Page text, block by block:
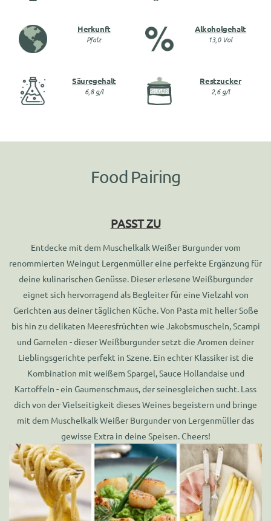
Herkunft
Pfalz
Alkoholgehalt
13,0 Vol
Säuregehalt
6,8 g/l
Restzucker
2,6 g/l
Food Pairing
PASST ZU
Entdecke mit dem Muschelkalk Weißer Burgunder vom
renommierten Weingut Lergenmüller eine perfekte Ergänzung für
deine kulinarischen Genüsse. Dieser erlesene Weißburgunder
eignet sich hervorragend als Begleiter für eine Vielzahl von
Gerichten aus deiner täglichen Küche. Von Pasta mit heller Soße
bis hin zu delikaten Meeresfrüchten wie Jakobsmuscheln, Scampi
und Garnelen - dieser Weißburgunder setzt die Aromen deiner
Lieblingsgerichte perfekt in Szene. Ein echter Klassiker ist die
Kombination mit weißem Spargel, Sauce Hollandaise und
Kartoffeln - ein Gaumenschmaus, der seinesgleichen sucht. Lass
dich von der Vielseitigkeit dieses Weines begeistern und bringe
mit dem Muschelkalk Weißer Burgunder von Lergenmüller das
gewisse Extra in deine Speisen. Cheers!